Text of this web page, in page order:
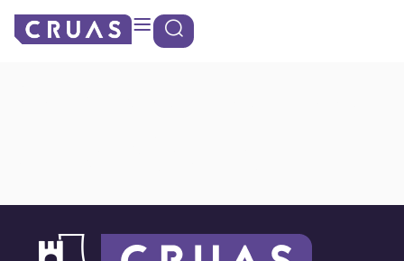
Panneau de gestion des cookies
principal